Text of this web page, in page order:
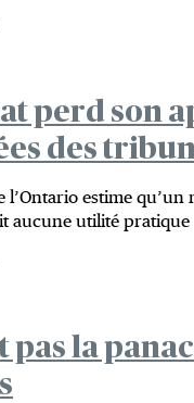
perd son
des
l’Ontario estime
aucune utilité pratique
pas la